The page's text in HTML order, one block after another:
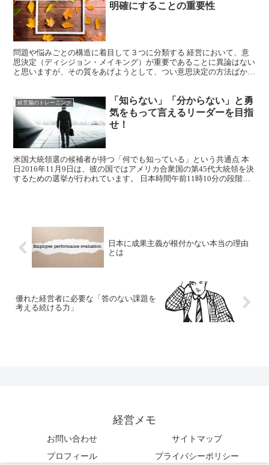
明確にすることの重要性
問題や悩みごとの構造に着目して３つに分類する 経営において、意
思決定（ディシジョン・メイキング）が重要であることに異論はない
と思いますが、その質をあげようとして、つい意思決定の方法ばかり
経営脳のトレーニング
「知らない」「分からない」と勇
気をもって言えるリーダーを目指
せ！
米国大統領選の候補者が持つ「何でも知っている」という共通点 本
日2016年11月9日は、彼の国ではアメリカ合衆国の第45代大統領を決
するための選挙が行われています。 日本時間午前11時10分の段階で
日本に成果主義が根付かない本当の理由
とは
優れた経営者に必要な「答のない課題を
考える続ける力」
経営メモ
お問い合わせ
サイトマップ
プロフィール
プライバシーポリシー